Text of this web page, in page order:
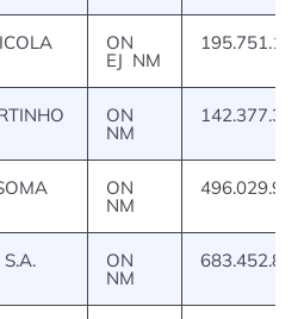
ON
EJ NM
195.751.130
ON
NM
142.377.330
ON
NM
496.029.967
ON
NM
683.452.836